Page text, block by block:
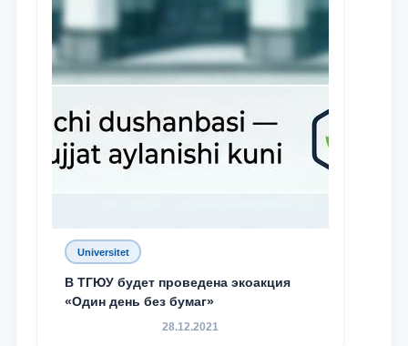
Universitet
В ТГЮУ будет проведена экоакция
«Один день без бумаг»
28.12.2021